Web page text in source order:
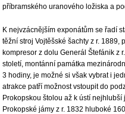
příbramského uranového ložiska a
K nejvzácnějším exponátům se řadí
těžní stroj Vojtěšské šachty z r. 1889,
kompresor z dolu Generál Štefánik z
století, montánní památka
3 hodiny, je možné si však vybrat i
atrakce patří možnost vstoupit do
Prokopskou štolou až k ústí
Prokopské jámy z r. 1832 hluboké